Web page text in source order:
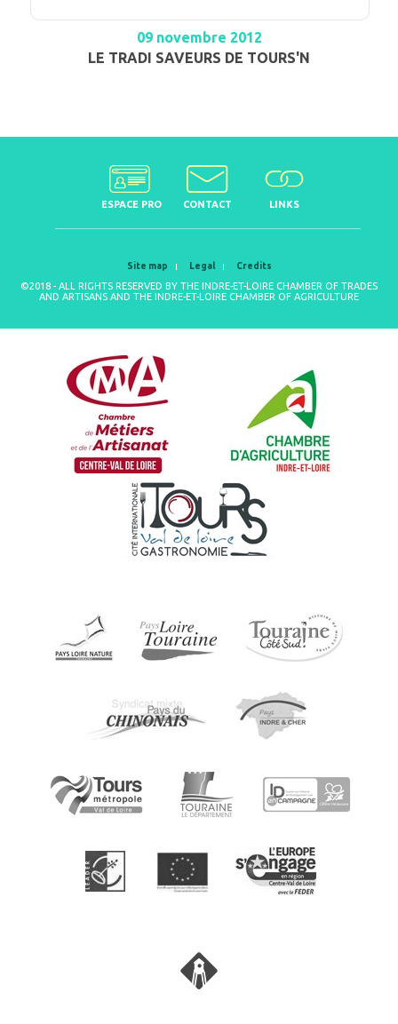
09 novembre 2012
LE TRADI SAVEURS DE TOURS'N
ESPACE PRO CONTACT LINKS
Site map Legal Credits
©2018 - ALL RIGHTS RESERVED BY THE INDRE-ET-LOIRE CHAMBER OF TRADES
AND ARTISANS AND THE INDRE-ET-LOIRE CHAMBER OF AGRICULTURE